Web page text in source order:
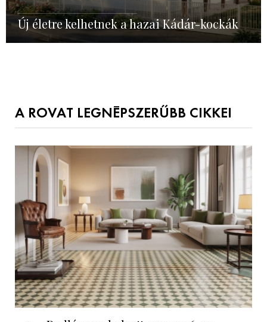
Új életre kelhetnek a hazai Kádár-kockák
A ROVAT LEGNÉPSZERŰBB CIKKEI